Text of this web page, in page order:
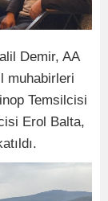
Demir, AA
muhabirleri
Temsilcisi
Erol Balta,